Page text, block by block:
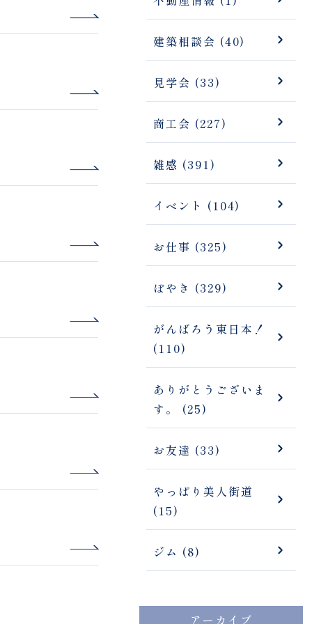
建築相談会 (40)
見学会 (33)
商工会 (227)
雑感 (391)
イベント (104)
お仕事 (325)
ぼやき (329)
がんばろう東日本！
(110)
ありがとうございま
す。 (25)
お友達 (33)
やっぱり美人街道
(15)
ジム (8)
アーカイブ